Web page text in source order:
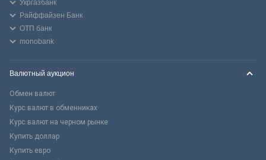
Укргазбанк
Райффайзен Банк
ОТП банк
monobank
Валютный аукцион
Обмен валют
Курс валют в обменниках
Курс валют на черном рынке
Купить доллар
Купить евро